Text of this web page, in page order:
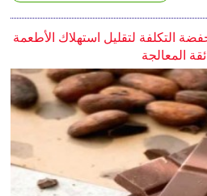
التكلفة لتقليل استهلاك الأطعمة
المعالجة